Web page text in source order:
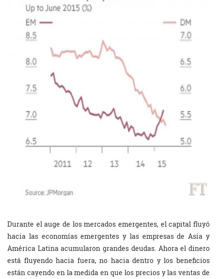
Durante el auge de los mercados emergentes, el capital fluyó
hacia las economías emergentes y las empresas de Asia y
América Latina acumularon grandes deudas. Ahora el dinero
está fluyendo hacia fuera, no hacia dentro y los beneficios
están cayendo en la medida en que los precios y las ventas de